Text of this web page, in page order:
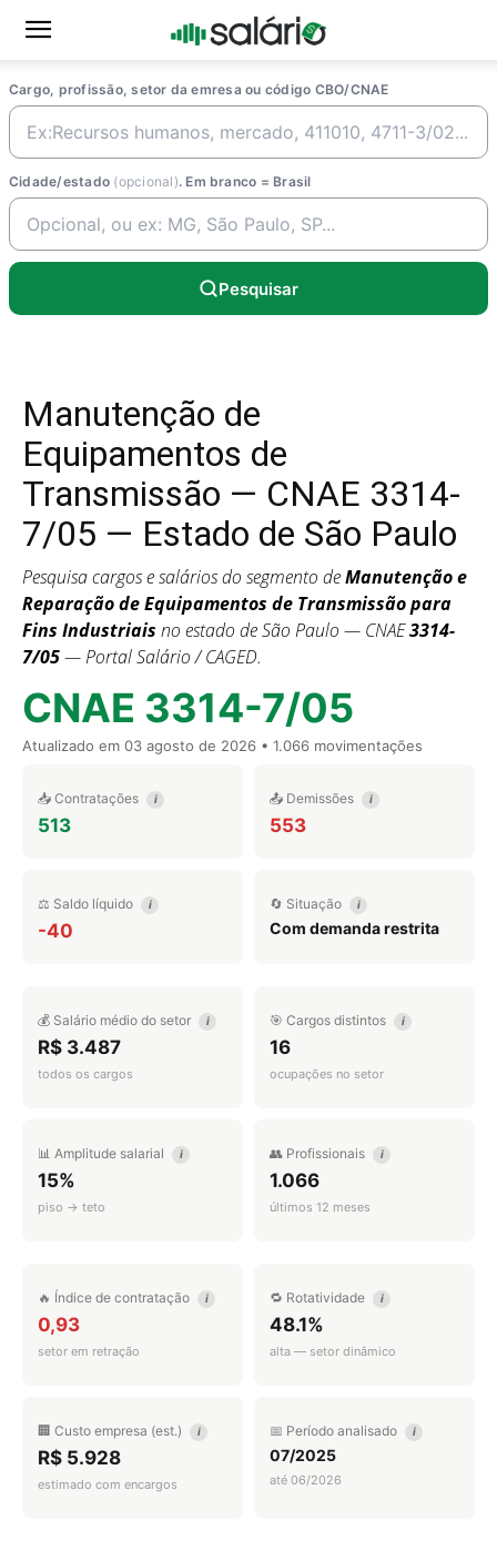
Cargo, profissão, setor da emresa ou código CBO/CNAE
Cidade/estado (opcional). Em branco = Brasil
Pesquisar
Manutenção de
Equipamentos de
Transmissão — CNAE 3314-
7/05 — Estado de São Paulo
Pesquisa cargos e salários do segmento deManutenção e
Reparação de Equipamentos de Transmissão para
Fins Industriais no estado de São Paulo — CNAE3314-
7/05— Portal Salário / CAGED.
CNAE 3314-7/05
Atualizado em 03 agosto de 2026 • 1.066 movimentações
📥 Contratações i
513
📤 Demissões i
553
⚖️ Saldo líquido i
-40
🔄 Situação i
Com demanda restrita
💰 Salário médio do setor i
R$ 3.487
todos os cargos
🎯 Cargos distintos i
16
ocupações no setor
📊 Amplitude salarial i
15%
piso → teto
👥 Profissionais i
1.066
últimos 12 meses
🔥 Índice de contratação i
0,93
setor em retração
🔁 Rotatividade i
48.1%
alta — setor dinâmico
🏢 Custo empresa (est.) i
R$ 5.928
estimado com encargos
📅 Período analisado i
07/2025
até 06/2026